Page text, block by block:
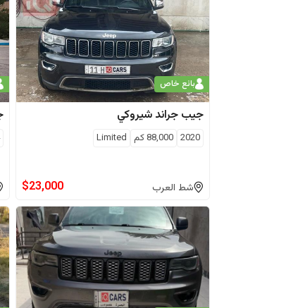
بائع خاص
جيب جراند شيروكي
2020
88,000كم Limited
شط العرب $23,000